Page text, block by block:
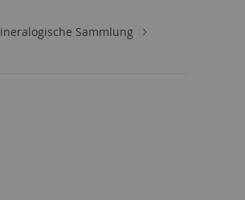
Sammlung